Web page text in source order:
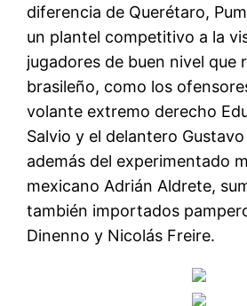
diferencia de Querétaro,
un plantel competitivo a la
jugadores de buen nivel que
brasileño, como los
volante extremo derecho
Salvio y el delantero
además del experimentado
mexicano Adrián Aldrete,
también importados
Dinenno y Nicolás Freire.